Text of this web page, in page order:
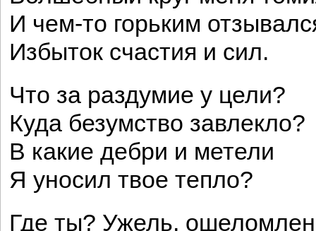
И чем-то горьким
Избыток счастия и сил.
Что за раздумие у цели?
Куда безумство завлекло?
В какие дебри и метели
Я уносил твое тепло?
Где ты? Ужель,